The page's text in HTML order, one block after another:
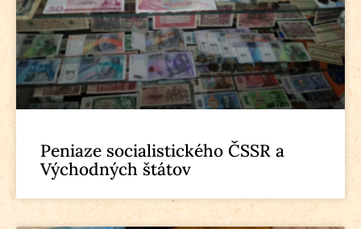
Peniaze socialistického ČSSR a
Východných štátov